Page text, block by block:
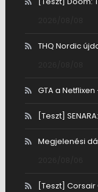
THQ Nordic
GTA a
[Teszt]
Megjelenési
[Teszt] Corsair